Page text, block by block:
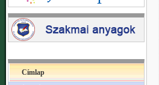
Címlap